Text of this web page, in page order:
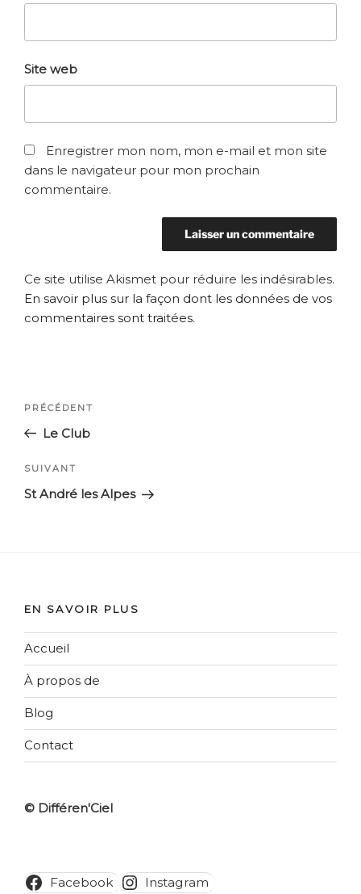
Site web
Enregistrer mon nom, mon e-mail et mon site
dans le navigateur pour mon prochain
commentaire.
Ce site utilise Akismet pour réduire les indésirables.
En savoir plus sur la façon dont les données de vos
commentaires sont traitées.
Navigation
l’article
Article
précédent
PRÉCÉDENT
Le Club
Article
suivant
SUIVANT
St André les Alpes
EN SAVOIR PLUS
Accueil
À propos de
Blog
Contact
© Différen'Ciel
Facebook Instagram